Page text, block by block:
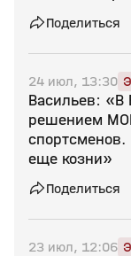
Поделиться
24 июл, 13:30
Васильев: «В
решением
еще козни»
Поделиться
23 июл, 12:06